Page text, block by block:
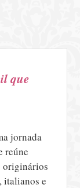
que
jornada
reúne
originários
italianos e